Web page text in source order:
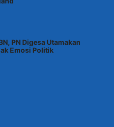
PN Digesa Utamakan
Emosi Politik